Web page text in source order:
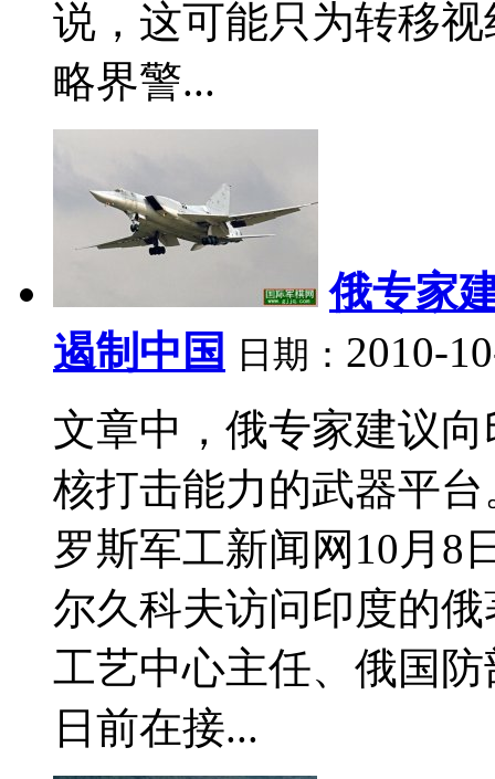
说，这可能只为转移
略界警...
俄专家
遏制中国
日期： 2010-
文章中，俄专家建议
核打击能力的武器平
罗斯军工新闻网10月8
尔久科夫访问印度的
工艺中心主任、俄国
日前在接...